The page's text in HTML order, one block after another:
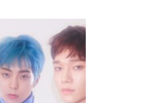
e
Xiumin
com
a
SM
terminam